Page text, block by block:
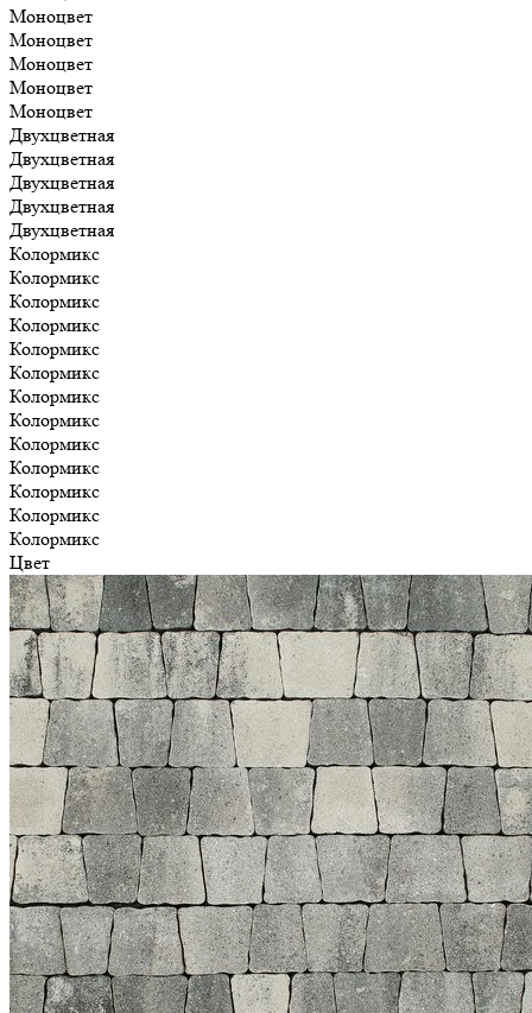
Моноцвет
Моноцвет
Моноцвет
Моноцвет
Моноцвет
Двухцветная
Двухцветная
Двухцветная
Двухцветная
Двухцветная
Колормикс
Колормикс
Колормикс
Колормикс
Колормикс
Колормикс
Колормикс
Колормикс
Колормикс
Колормикс
Колормикс
Колормикс
Колормикс
Цвет